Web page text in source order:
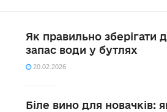
Як правильно зберігати
запас води у бутлях
20.02.2026
Біле вино для новачків: